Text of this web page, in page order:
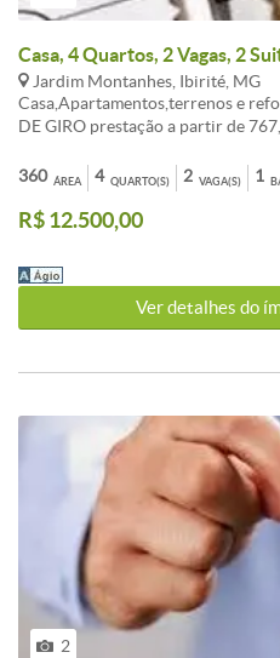
Casa, 4 Quartos, 2 Vagas, 2
Jardim Montanhes, Ibirité, MG
Casa,Apartamentos,terrenos e
DE GIRO prestação a partir de
compra. ATENDIMENTO EM
BANCO CENTRAL. fotos
OPORTUNIDADE!!! LIGUE
n: 2055 BH-MG
ÁREA
360 QUARTO(S)
4 VAGA(S)
2 1
R$ 12.500,00
Ver detalhes do
2